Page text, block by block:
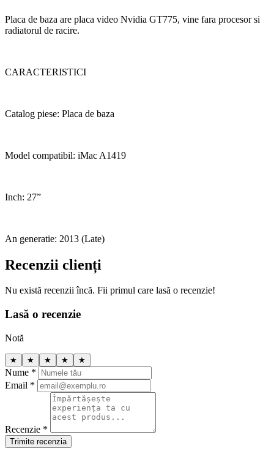
Placa de baza are placa video Nvidia GT775, vine fara procesor si
radiatorul de racire.
CARACTERISTICI
Catalog piese: Placa de baza
Model compatibil: iMac A1419
Inch: 27”
An generatie: 2013 (Late)
Recenzii clienți
Nu există recenzii încă. Fii primul care lasă o recenzie!
Lasă o recenzie
Notă
★ ★ ★ ★ ★
Nume *
Email *
Recenzie *
Trimite recenzia